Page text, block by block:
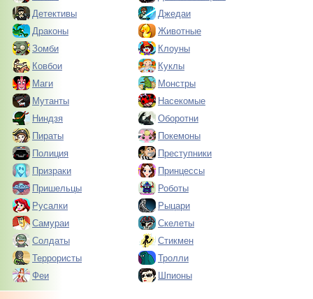
Детективы
Джедаи
Драконы
Животные
Зомби
Клоуны
Ковбои
Куклы
Маги
Монстры
Мутанты
Насекомые
Ниндзя
Оборотни
Пираты
Покемоны
Полиция
Преступники
Призраки
Принцессы
Пришельцы
Роботы
Русалки
Рыцари
Самураи
Скелеты
Солдаты
Стикмен
Террористы
Тролли
Феи
Шпионы